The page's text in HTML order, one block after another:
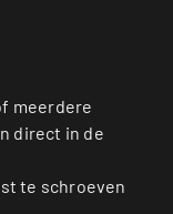
meerdere
direct in de
te schroeven